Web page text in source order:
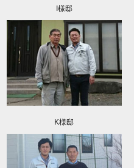
I様邸
K様邸